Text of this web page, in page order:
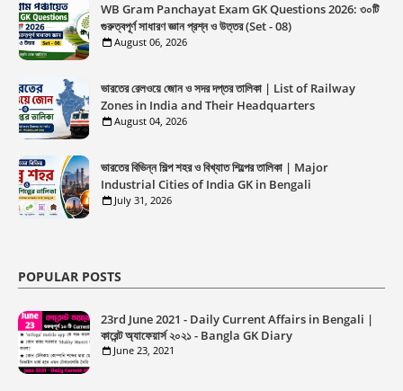
WB Gram Panchayat Exam GK Questions 2026: ৩০টি
গুরুত্বপূর্ণ সাধারণ জ্ঞান প্রশ্ন ও উত্তর (Set - 08)
August 06, 2026
ভারতের রেলওয়ে জোন ও সদর দপ্তর তালিকা | List of Railway
Zones in India and Their Headquarters
August 04, 2026
ভারতের বিভিন্ন শিল্প শহর ও বিখ্যাত শিল্পের তালিকা | Major
Industrial Cities of India GK in Bengali
July 31, 2026
POPULAR POSTS
23rd June 2021 - Daily Current Affairs in Bengali |
কারেন্ট অ্যাফেয়ার্স ২০২১ - Bangla GK Diary
June 23, 2021